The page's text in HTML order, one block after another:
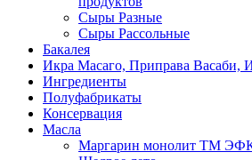
Сыры Разные
Сыры Рассольные
Бакалея
Икра Масаго, Приправа Васаби,
Ингредиенты
Полуфабрикаты
Консервация
Масла
Маргарин монолит ТМ